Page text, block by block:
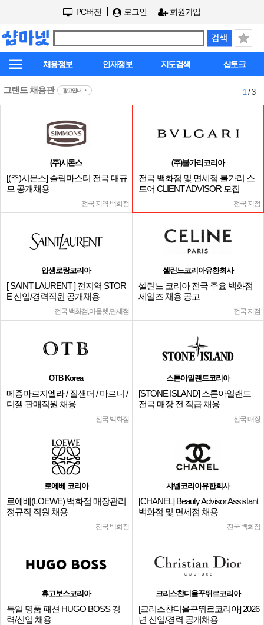
PC버전 로그인 회원가입
채용정보 인재정보 지도검색 샵토크
그랜드 채용관 광고안내 1/ 3
(주)시몬스
[(주)시몬스] 슬립마스터 전국 대규
모 공개채용
전국 지역 백화점
(주)불가리코리아
전국 백화점 및 면세점 불가리 스
토어 CLIENT ADVISOR 모집
전국 지점
입생로랑코리아
[ SAINT LAURENT ] 전지역 STOR
E 신입/경력직원 공개채용
전국 백화점,아울렛,면세점
셀린느코리아유한회사
셀린느 코리아 전국 주요 백화점
세일즈 채용 공고
전국 지점
OTB Korea
메종마르지엘라 / 질샌더 / 마르니 /
디젤 판매직원 채용
전국 백화점
스톤아일랜드코리아
[STONE ISLAND] 스톤아일랜드
전국 매장 전 직급 채용
전국 매장
로에베 코리아
로에베(LOEWE) 백화점 매장관리
정규직 직원 채용
전국 백화점
샤넬코리아유한회사
[CHANEL] Beauty Advisor Assistant
백화점 및 면세점 채용
전국 백화점
휴고보스코리아
독일 명품 패션 HUGO BOSS 경
력/신입 채용
크리스챤디올꾸뛰르코리아
[크리스챤디올꾸뛰르코리아] 2026
년 신입/경력 공개채용